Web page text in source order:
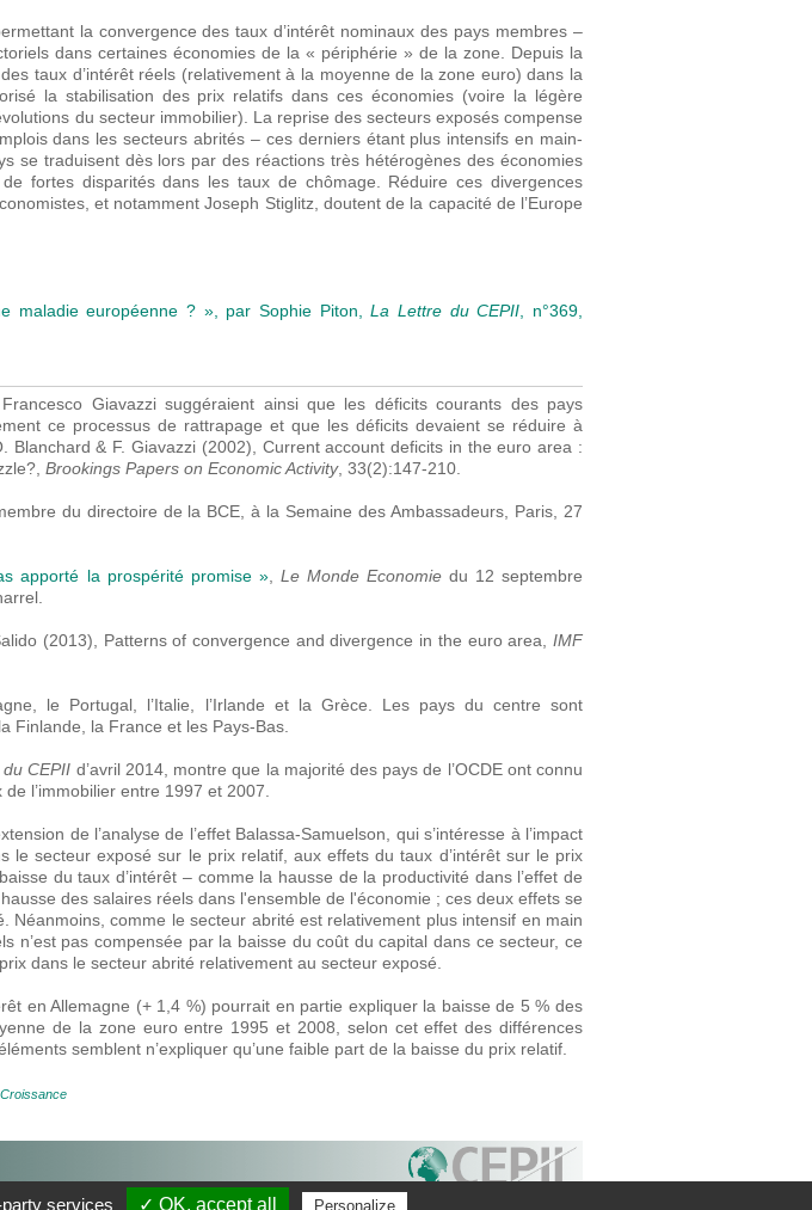
la convergence des taux d’intérêt nominaux des pays membres –
dans certaines économies de la « périphérie » de la zone. Depuis la
taux d’intérêt réels (relativement à la moyenne de la zone euro) dans la
la stabilisation des prix relatifs dans ces économies (voire la légère
du secteur immobilier). La reprise des secteurs exposés compense
dans les secteurs abrités – ces derniers étant plus intensifs en main-
se traduisent dès lors par des réactions très hétérogènes des économies
fortes disparités dans les taux de chômage. Réduire ces divergences
et notamment Joseph Stiglitz, doutent de la capacité de l’Europe
maladie européenne ? », par Sophie Piton,La Lettre du CEPII, n°369,
Giavazzi suggéraient ainsi que les déficits courants des pays
ce processus de rattrapage et que les déficits devaient se réduire à
Blanchard & F. Giavazzi (2002), Current account deficits in the euro area :
Brookings Papers on Economic Activity, 33(2):147-210.
du directoire de la BCE, à la Semaine des Ambassadeurs, Paris, 27
apporté la prospérité promise », Le Monde Economiedu 12 septembre
(2013), Patterns of convergence and divergence in the euro area, IMF
le Portugal, l’Italie, l’Irlande et la Grèce. Les pays du centre sont
Finlande, la France et les Pays-Bas.
CEPII d’avril 2014, montre que la majorité des pays de l’OCDE ont connu
l’immobilier entre 1997 et 2007.
de l’analyse de l’effet Balassa-Samuelson, qui s’intéresse à l’impact
le secteur exposé sur le prix relatif, aux effets du taux d’intérêt sur le prix
du taux d’intérêt – comme la hausse de la productivité dans l’effet de
des salaires réels dans l'ensemble de l'économie ; ces deux effets se
Néanmoins, comme le secteur abrité est relativement plus intensif en main
n’est pas compensée par la baisse du coût du capital dans ce secteur, ce
dans le secteur abrité relativement au secteur exposé.
en Allemagne (+ 1,4 %) pourrait en partie expliquer la baisse de 5 % des
de la zone euro entre 1995 et 2008, selon cet effet des différences
semblent n’expliquer qu’une faible part de la baisse du prix relatif.
| Le blog du CEPII, ISSN: 2270-2571
services ✓ OK, accept all Personalize